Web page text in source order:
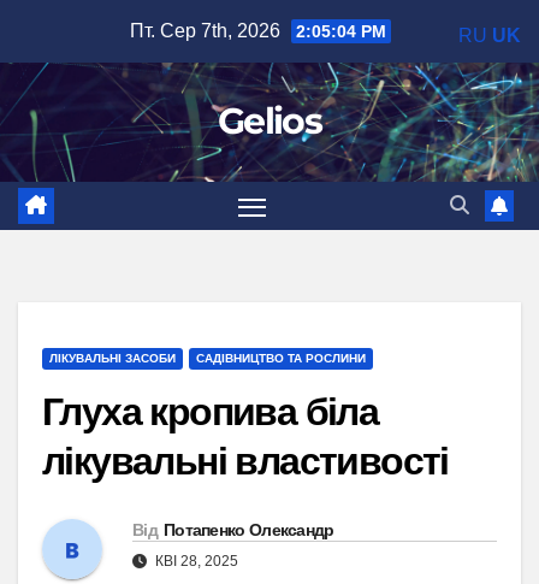
вмісту
Пт. Сер 7th, 2026 2:05:06 PM
Gelios
ЛІКУВАЛЬНІ ЗАСОБИ САДІВНИЦТВО ТА РОСЛИНИ
Глуха кропива біла
лікувальні властивості
Від Потапенко Олександр
КВІ 28, 2025
RU UK